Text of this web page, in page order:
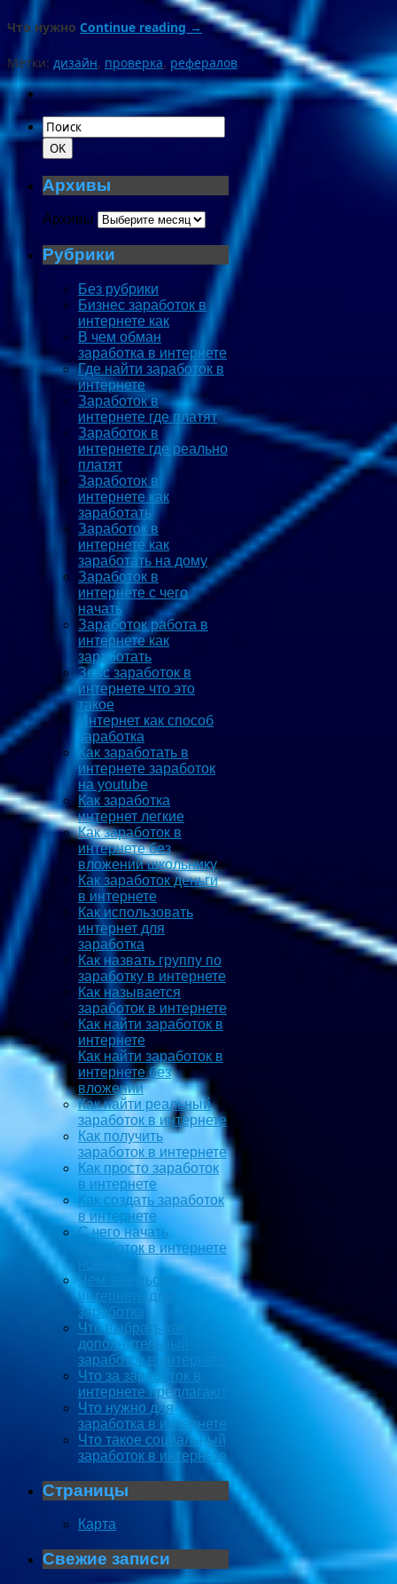
Что нужно Continue reading →
Метки: дизайн, проверка, рефералов
Архивы
Архивы
Рубрики
Без рубрики
Бизнес заработок в
интернете как
В чем обман
заработка в интернете
Где найти заработок в
интернете
Заработок в
интернете где платят
Заработок в
интернете где реально
платят
Заработок в
интернете как
заработать
Заработок в
интернете как
заработать на дому
Заработок в
интернете с чего
начать
Заработок работа в
интернете как
заработать
Зевс заработок в
интернете что это
такое
Интернет как способ
заработка
Как заработать в
интернете заработок
на youtube
Как заработка
интернет легкие
Как заработок в
интернете без
вложений школьнику
Как заработок деньги
в интернете
Как использовать
интернет для
заработка
Как назвать группу по
заработку в интернете
Как называется
заработок в интернете
Как найти заработок в
интернете
Как найти заработок в
интернете без
вложений
Как найти реальный
заработок в интернете
Как получить
заработок в интернете
Как просто заработок
в интернете
Как создать заработок
в интернете
С чего начать
заработок в интернете
Чем заняться в
интернете для
заработка
Что выбрать как
дополнительный
заработок в интернете
Что за заработок в
интернете предлагают
Что нужно для
заработка в интернете
Что такое социальный
заработок в интернете
Страницы
Карта
Свежие записи